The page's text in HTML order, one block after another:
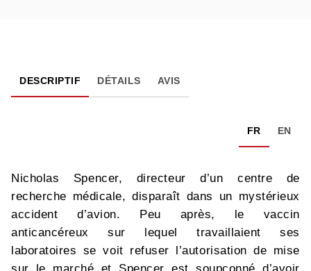
DESCRIPTIF DÉTAILS AVIS
FR EN
Nicholas Spencer, directeur d’un centre de
recherche médicale, disparaît dans un mystérieux
accident d’avion. Peu après, le vaccin
anticancéreux sur lequel travaillaient ses
laboratoires se voit refuser l’autorisation de mise